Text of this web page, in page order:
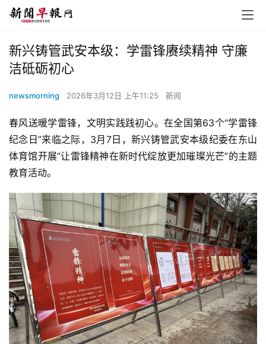
新兴铸管武安本级：学雷锋赓续精神 守廉
洁砥砺初心
newsmorning 2026年3月12日 上午11:25 新闻
春风送暖学雷锋，文明实践践初心。在全国第63个“学雷锋
纪念日”来临之际，3月7日，新兴铸管武安本级纪委在东山
体育馆开展“让雷锋精神在新时代绽放更加璀璨光芒”的主题
教育活动。